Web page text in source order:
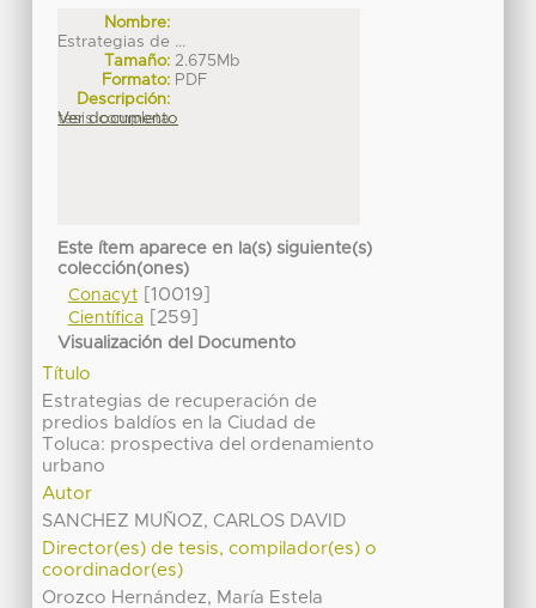
Nombre:
Estrategias de ...
Tamaño: 2.675Mb
Formato: PDF
Descripción:
tesis completa
Ver documento
Este ítem aparece en la(s) siguiente(s)
colección(ones)
Conacyt[10019]
Científica[259]
Visualización del Documento
Título
Estrategias de recuperación de
predios baldíos en la Ciudad de
Toluca: prospectiva del ordenamiento
urbano
Autor
SANCHEZ MUÑOZ, CARLOS DAVID
Director(es) de tesis, compilador(es) o
coordinador(es)
Orozco Hernández, María Estela